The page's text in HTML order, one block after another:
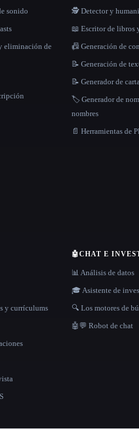
sonido
eliminación de
🕵️ Detector y
📖 Escritor de libros
📠 Generación de
📝 Generación de
📝 Generador de
🏷️ Generador de
nombres
📄 Herramientas de
y currículums
🤖CHAT E
📊 Análisis de datos
🎓 Asistente de
🔍 Los motores de
🤖💬 Robot de chat